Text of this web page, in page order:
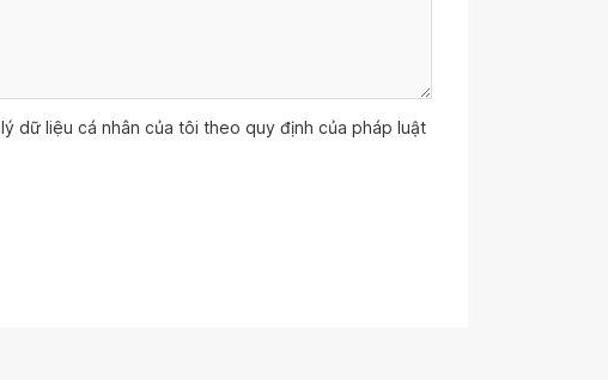
dữ liệu cá nhân của tôi theo quy định của pháp luật